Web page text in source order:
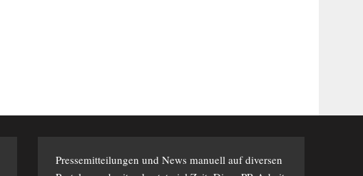
Pressemitteilungen und News manuell auf diversen